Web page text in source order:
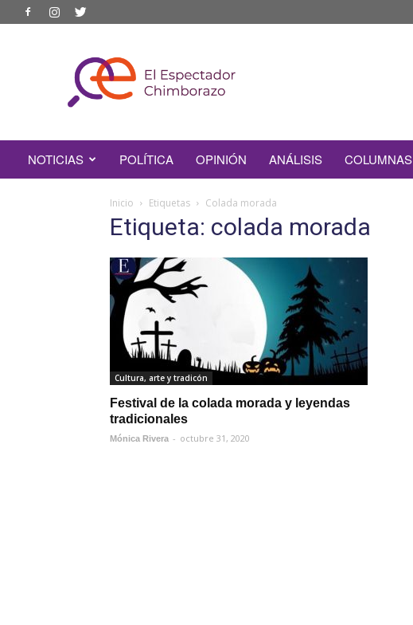
ESPECTADOR
CHIMBORAZO
NOTICIAS POLÍTICA OPINIÓN ANÁLISIS COLUMNAS
Inicio Etiquetas Colada morada
Etiqueta: colada morada
Cultura, arte y tradicón
Festival de la colada morada y leyendas
tradicionales
Mónica Rivera - octubre 31, 2020